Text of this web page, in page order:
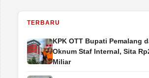
TERBARU
‎KPK OTT Bupati Pemalang
Oknum Staf Internal, Sita
Miliar